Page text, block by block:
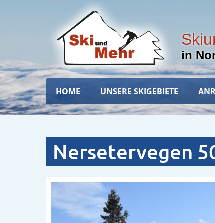
in
Hauptnavigation
HOME UNSERE SKIGEBIETE
Nersetervegen